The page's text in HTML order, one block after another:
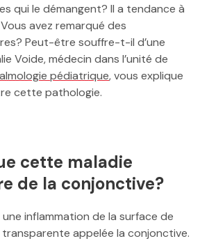
qui le démangent? Il a tendance à
avez remarqué des
Peut-être souffre-t-il d’une
Voide, médecin dans l’unité de
pédiatrique, vous explique
cette pathologie.
cette maladie
de la conjonctive?
inflammation de la surface de
transparente appelée la conjonctive.